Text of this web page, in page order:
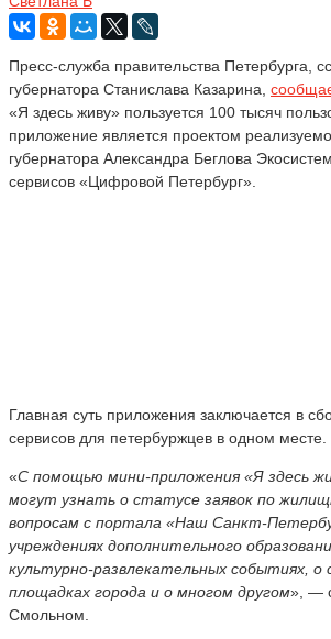
Пресс-служба правительства Петербурга,
губернатора Станислава Казарина,
«Я здесь живу» пользуется 100 тысяч
приложение является проектом
губернатора Александра Беглова
сервисов «Цифровой Петербург».
Главная суть приложения заключается в
сервисов для петербуржцев в одном месте.
«С помощью мини-приложения «Я здесь
могут узнать о статусе заявок по
вопросам с портала «Наш Санкт-
учреждениях дополнительного
культурно-развлекательных событиях, о
площадках города и о многом другом», —
Смольном.